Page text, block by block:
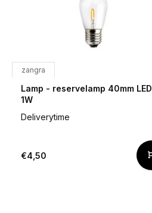
zangra
Lamp - reservelamp 40mm LED
1W
Deliverytime
€4,50